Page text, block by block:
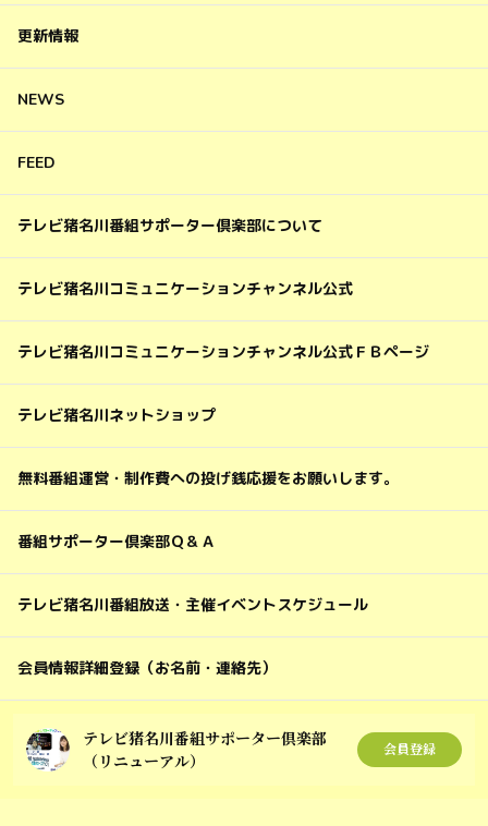
更新情報
NEWS
FEED
テレビ猪名川番組サポーター倶楽部について
テレビ猪名川コミュニケーションチャンネル公式
テレビ猪名川コミュニケーションチャンネル公式ＦＢページ
テレビ猪名川ネットショップ
無料番組運営・制作費への投げ銭応援をお願いします。
番組サポーター倶楽部Ｑ＆Ａ
テレビ猪名川番組放送・主催イベントスケジュール
会員情報詳細登録（お名前・連絡先）
テレビ猪名川番組サポーター倶楽部
（リニューアル）
会員登録